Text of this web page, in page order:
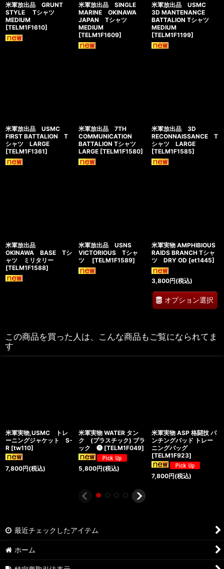
米軍放出品 GRUNT
STYLE Tシャツ
MEDIUM
[TELM1F1610]
米軍放出品 SINGLE
MARINE OKINAWA
JAPAN Tシャツ
MEDIUM
[TELM1F1609]
米軍放出品 USMC
3D MANTENANCE
BATTALION Tシャツ
MEDIUM
[TELM1F1199]
米軍放出品 USMC
FIRST BATTALION T
シャツ LARGE
[TELM1F1361]
米軍放出品 7TH
COMMUNICATION
BATTALION Tシャツ
LARGE [TELM1F1580]
米軍放出品 3D
RECONNAISSANCE T
シャツ LARGE
[TELM1F1585]
米軍放出品
OKINAWA BASE Tシ
ャツ ミリタリー
[TELM1F1588]
米軍放出品 USNS
VICTORIOUS Tシャ
ツ
[TELM1F1589]
米軍実物 AMPHIBIOUS
RAIDS BRANCH Tシャ
ツ DRY OD [et1445]
3,800円(税込)
オプション選択
この商品を買った人は、こんな商品もご覧になられてま
す
米軍実物,USMC トレ
ーニングジャケット S-
R [tw110]
7,800円(税込)
米軍実物 WATER タン
ク (プラスチック) ブラ
ック ❹ [TELM1F049]
5,800円(税込)
米軍実物 ASP 格闘技 パ
ンチングパッド トレー
ニングバッグ
[TELM1F923]
7,800円(税込)
最近チェックしたアイテム
ホーム